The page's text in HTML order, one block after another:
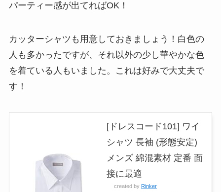
パーティー感が出てればOK！
カッターシャツも用意しておきましょう！白色の
人も多かったですが、 それ以外の少し華やかな色
を着ている人もいました。これは好みで大丈夫で
す！
[ドレスコード101] ワイ
シャツ 長袖 (形態安定)
メンズ 綿混素材 定番 面
接に最適
created by Rinker